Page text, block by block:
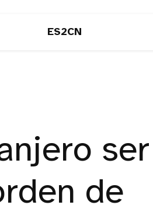
ES2CN
ser
de